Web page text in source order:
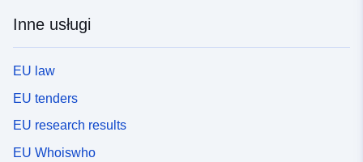
Inne usługi
EU law
EU tenders
EU research results
EU Whoiswho